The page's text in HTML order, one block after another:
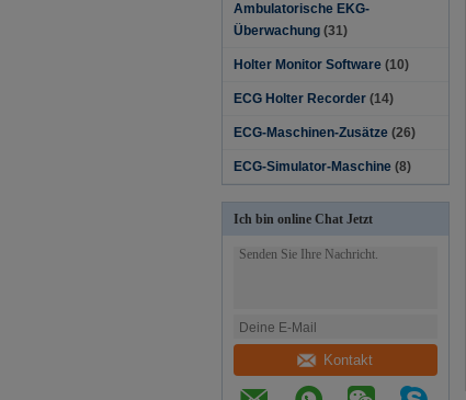
Ambulatorische EKG-
Überwachung (31)
Holter Monitor Software (10)
ECG Holter Recorder (14)
ECG-Maschinen-Zusätze (26)
ECG-Simulator-Maschine (8)
Ich bin online Chat Jetzt
Kontakt